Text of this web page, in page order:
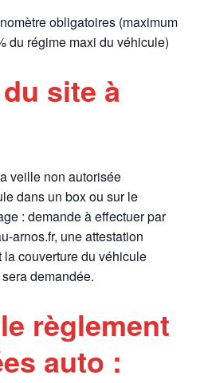
obligatoires (maximum
du régime maxi du véhicule)
site à
veille non autorisée
dans un box ou sur le
: demande à effectuer par
arnos.fr, une attestation
la couverture du véhicule
demandée.
règlement
auto :